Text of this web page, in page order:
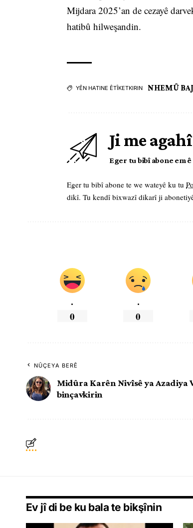
Mijdara 2025’an de cezayê
hatibû hilweşandin.
YÊN HATINE ÊTÎKETKIRIN NHEMÛ
Ji me
Eger tu bibî abone em
Eger tu bibî abone te we wateyê ku tu
dikî. Tu kendî bixwazî dikarî ji
.
0
.
0
NÛÇEYA BERÊ
Midûra Karên Nivîsê ya Azadiya
binçavkirin
Ev jî di be ku bala te bikşînin